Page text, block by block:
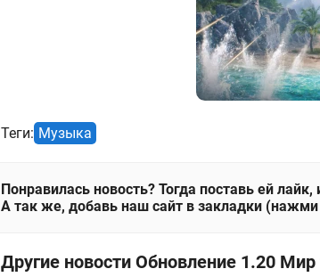
Теги: Музыка
Понравилась новость? Тогда поставь ей
А так же, добавь наш сайт в закладки (нажми
Другие новости Обновление 1.20 Мир